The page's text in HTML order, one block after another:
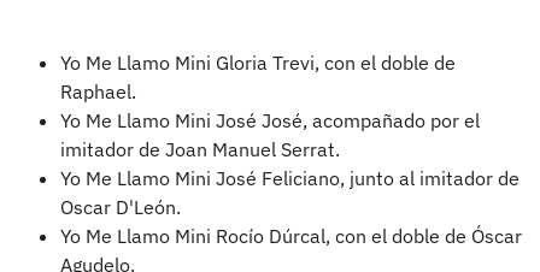
Yo Me Llamo Mini Gloria Trevi, con el doble de
Raphael.
Yo Me Llamo Mini José José, acompañado por el
imitador de Joan Manuel Serrat.
Yo Me Llamo Mini José Feliciano, junto al imitador de
Oscar D'León.
Yo Me Llamo Mini Rocío Dúrcal, con el doble de Óscar
Agudelo.